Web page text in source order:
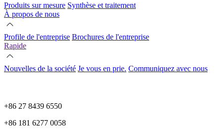
Produits sur mesure Synthèse et traitement
À propos de nous
Profile de l'entreprise Brochures de l'entreprise
Rapide
Nouvelles de la société Je vous en prie. Communiquez avec nous
+86 27 8439 6550
+86 181 6277 0058